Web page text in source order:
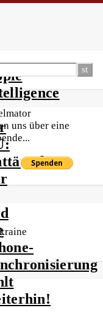
uns über eine